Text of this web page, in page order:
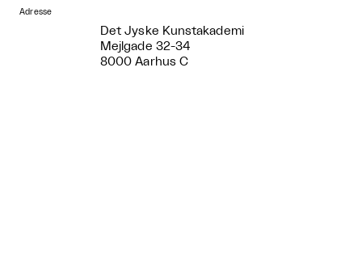
Adresse
Det Jyske Kunstakademi
Mejlgade 32-34
8000 Aarhus C